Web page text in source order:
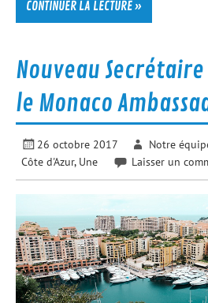
CONTINUER LA LECTURE »
Nouveau
le Monaco
26 octobre 2017 Notre
Côte d'Azur, Une Laisser un